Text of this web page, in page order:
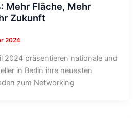
Mehr Fläche, Mehr
Zukunft
2024
2024 präsentieren nationale und
in Berlin ihre neuesten
zum Networking